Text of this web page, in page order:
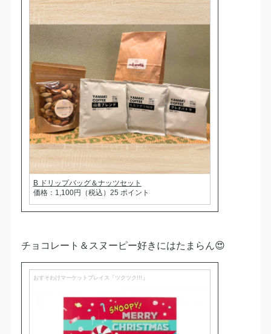
B ドリップバッグ＆ナッツセット
価格：1,100円（税込）25 ポイント
チョコレート＆スヌーピー好きにはたまらん😍
おすそわけマーケットプレイス「ツクツク!!!」